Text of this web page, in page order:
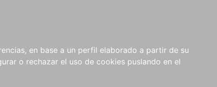
en base a un perfil elaborado a partir de su
o rechazar el uso de cookies puslando en el
NOVEDADES NOTICIAS
COMPRAS
INSTITUCIONALES